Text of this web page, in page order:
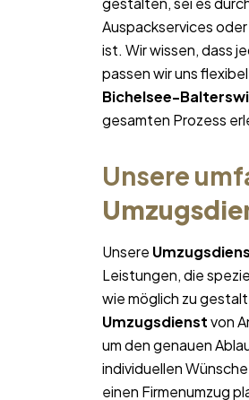
Auspackservices
ist. Wir wissen, dass
passen wir uns
Bichelsee-
gesamten Prozess
Unsere
Unsere
Leistungen, die
wie möglich zu
Umzugsdienstvon
um den genauen
individuellen
einen Firmenumzug